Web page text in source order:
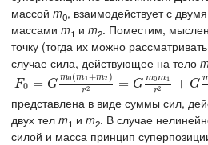
массой m0, взаимодействует с
массами m1 и m2. Поместим,
точку (тогда их можно
случае сила, действующее на тело
F0 = G
m0 (m1+m2 )
r2 = G
m0m1
r2 + G
F0 =G m0(m1+m2)r2 =G m0m1r2 +G m0
представлена в виде суммы сил,
двух тел m1 и m2. В случае
силой и масса принцип